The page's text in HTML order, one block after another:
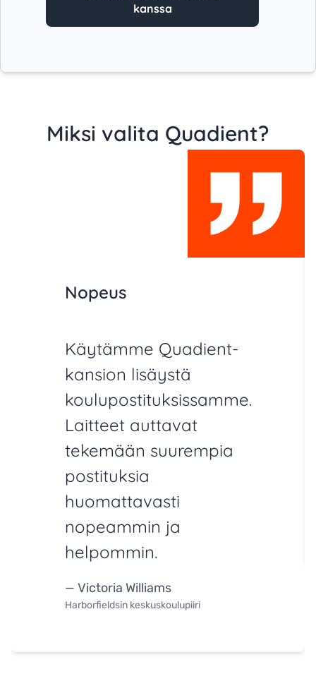
kanssa
Miksi valita Quadient?
Nopeus
Käytämme Quadient-
kansion lisäystä
koulupostituksissamme.
Laitteet auttavat
tekemään suurempia
postituksia
huomattavasti
nopeammin ja
helpommin.
— Victoria Williams
Harborfieldsin keskuskoulupiiri